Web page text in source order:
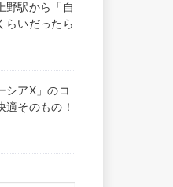
野駅から「自
らいだったら
シアX」のコ
適そのもの！